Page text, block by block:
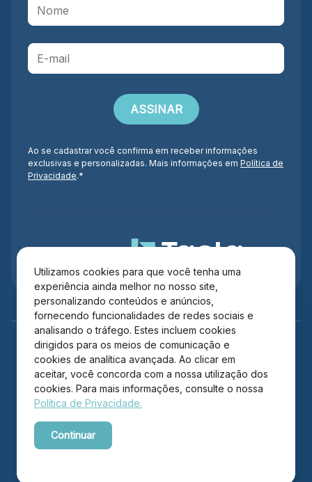
Utilizamos cookies para que você tenha uma
experiência ainda melhor no nosso site,
personalizando conteúdos e anúncios,
fornecendo funcionalidades de redes sociais e
analisando o tráfego. Estes incluem cookies
dirigidos para os meios de comunicação e
cookies de analítica avançada. Ao clicar em
aceitar, você concorda com a nossa utilização dos
cookies. Para mais informações, consulte o nossa
Política de Privacidade.
Continuar
Ao se cadastrar você confirma em receber informações
exclusivas e personalizadas. Mais informações em Política de
Privacidade.*
Copyright © 2026 Itajaí Shopping – Todos os direitos